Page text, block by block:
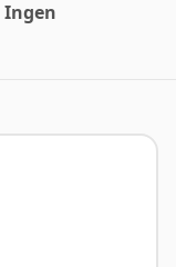
Ingen